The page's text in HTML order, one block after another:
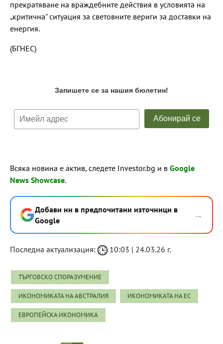
прекратяване на враждебните действия в условията на
„критична" ситуация за световните вериги за доставки на
енергия.
(БГНЕС)
Всяка новина е актив, следете Investor.bg и в Google
News Showcase.
Добави ни в предпочитани източници в
Google
→
Последна актуализация: 10:03 | 24.03.26 г.
ТЪРГОВСКО СПОРАЗУМЕНИЕ
ИКОНОМИКАТА НА АВСТРАЛИЯ ИКОНОМИКАТА НА ЕС
ЕВРОПЕЙСКА ИКОНОМИКА